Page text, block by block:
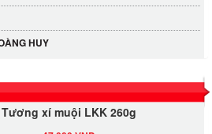
HUY
HỦ Tương xí muội LKK 260g
Tương xí muội LKK 260g